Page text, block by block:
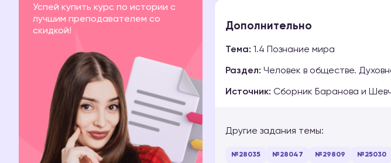
Дополнительно
Тема: 1.4 Познание мира
Раздел: Человек в обществе.
Источник: Сборник Баранова и
Другие задания темы:
№28035 №28047 №29809 №25030
Успей купить курс по истории с
лучшим преподавателем со
скидкой!